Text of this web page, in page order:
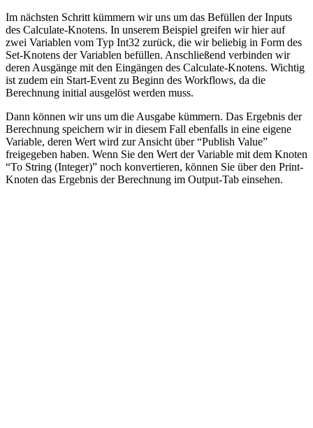
Im nächsten Schritt kümmern wir uns um das Befüllen der Inputs
des Calculate-Knotens. In unserem Beispiel greifen wir hier auf
zwei Variablen vom Typ Int32 zurück, die wir beliebig in Form des
Set-Knotens der Variablen befüllen. Anschließend verbinden wir
deren Ausgänge mit den Eingängen des Calculate-Knotens. Wichtig
ist zudem ein Start-Event zu Beginn des Workflows, da die
Berechnung initial ausgelöst werden muss.
Dann können wir uns um die Ausgabe kümmern. Das Ergebnis der
Berechnung speichern wir in diesem Fall ebenfalls in eine eigene
Variable, deren Wert wird zur Ansicht über “Publish Value”
freigegeben haben. Wenn Sie den Wert der Variable mit dem Knoten
“To String (Integer)” noch konvertieren, können Sie über den Print-
Knoten das Ergebnis der Berechnung im Output-Tab einsehen.